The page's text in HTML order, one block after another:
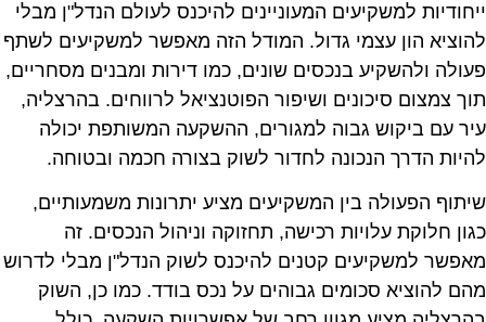
למשקיעים המעוניינים להיכנס לעולם הנדל"ן מבלי
הון עצמי גדול. המודל הזה מאפשר למשקיעים לשתף
ולהשקיע בנכסים שונים, כמו דירות ומבנים מסחריים,
צמצום סיכונים ושיפור הפוטנציאל לרווחים. בהרצליה,
עם ביקוש גבוה למגורים, ההשקעה המשותפת יכולה
הדרך הנכונה לחדור לשוק בצורה חכמה ובטוחה.
הפעולה בין המשקיעים מציע יתרונות משמעותיים,
חלוקת עלויות רכישה, תחזוקה וניהול הנכסים. זה
למשקיעים קטנים להיכנס לשוק הנדל"ן מבלי לדרוש
להוציא סכומים גבוהים על נכס בודד. כמו כן, השוק